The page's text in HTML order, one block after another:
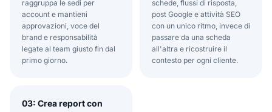
raggruppa le sedi per
account e mantieni
approvazioni, voce del
brand e responsabilità
legate al team giusto fin dal
primo giorno.
schede, flussi di risposta,
post Google e attività SEO
con un unico ritmo, invece di
passare da una scheda
all'altra e ricostruire il
contesto per ogni cliente.
03: Crea report con